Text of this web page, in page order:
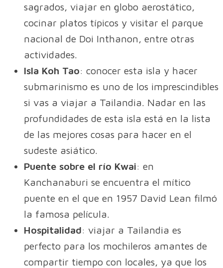
sagrados, viajar en globo aerostático,
cocinar platos típicos y visitar el parque
nacional de Doi Inthanon, entre otras
actividades.
Isla Koh Tao: conocer esta isla y hacer
submarinismo es uno de los imprescindibles
si vas a viajar a Tailandia. Nadar en las
profundidades de esta isla está en la lista
de las mejores cosas para hacer en el
sudeste asiático.
Puente sobre el río Kwai: en
Kanchanaburi se encuentra el mítico
puente en el que en 1957 David Lean filmó
la famosa película.
Hospitalidad: viajar a Tailandia es
perfecto para los mochileros amantes de
compartir tiempo con locales, ya que los